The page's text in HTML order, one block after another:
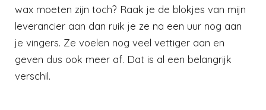
wax moeten zijn toch? Raak je de blokjes van mijn
leverancier aan dan ruik je ze na een uur nog aan
je vingers. Ze voelen nog veel vettiger aan en
geven dus ook meer af. Dat is al een belangrijk
verschil.